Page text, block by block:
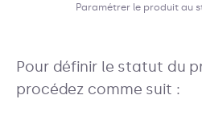
Paramétrer le produit au
Pour définir le statut du
procédez comme suit :